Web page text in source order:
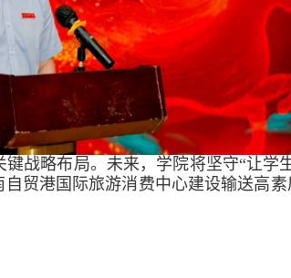
战略布局。未来，学院将坚守“让学
贸港国际旅游消费中心建设输送高素